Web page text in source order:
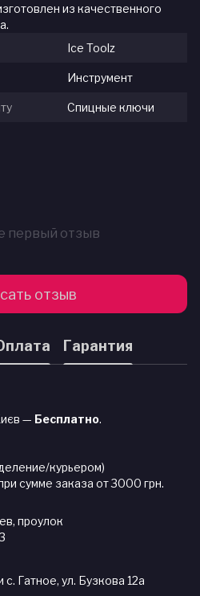
из качественного
Ice Toolz
Инструмент
Спицные ключи
первый отзыв
отзыв
Гарантия
— Бесплатно.
курьером)
сумме заказа от 3000 грн.
проулок
Гатное, ул. Бузкова 12а